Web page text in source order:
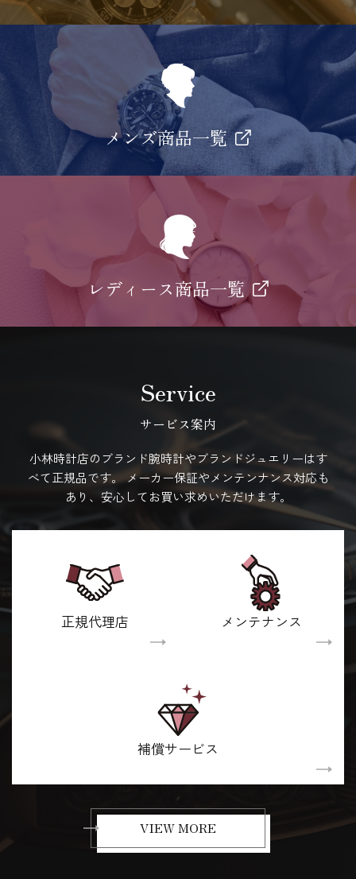
メンズ商品一覧
レディース商品一覧
Service
サービス案内
小林時計店のブランド腕時計やブランドジュエリーはす
べて正規品です。
メーカー保証やメンテンナンス対応も
あり、安心してお買い求めいただけます。
正規代理店 メンテナンス
補償サービス
VIEW MORE